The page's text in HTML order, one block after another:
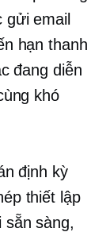
gửi email
hạn thanh
đang diễn
khó
định kỳ
thiết lập
sẵn sàng,